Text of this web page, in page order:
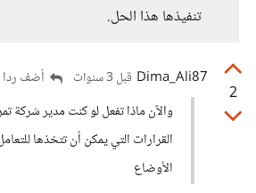
تنفيذها هذا الحل.
2
Dima_Ali87 قبل 3 سنوات
أضف ردا
والآن ماذا تفعل لو كنت مدير شركة
القرارات التي يمكن أن تتخذها
الأوضاع